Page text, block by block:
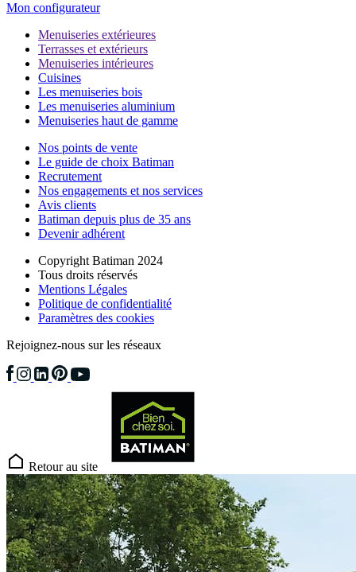
Mon configurateur
Menuiseries extérieures
Terrasses et extérieurs
Menuiseries intérieures
Cuisines
Les menuiseries bois
Les menuiseries aluminium
Menuiseries haut de gamme
Nos points de vente
Le guide de choix Batiman
Recrutement
Nos engagements et nos services
Avis clients
Batiman depuis plus de 35 ans
Devenir adhérent
Copyright Batiman 2024
Tous droits réservés
Mentions Légales
Politique de confidentialité
Paramètres des cookies
Rejoignez-nous sur les réseaux
Retour au site